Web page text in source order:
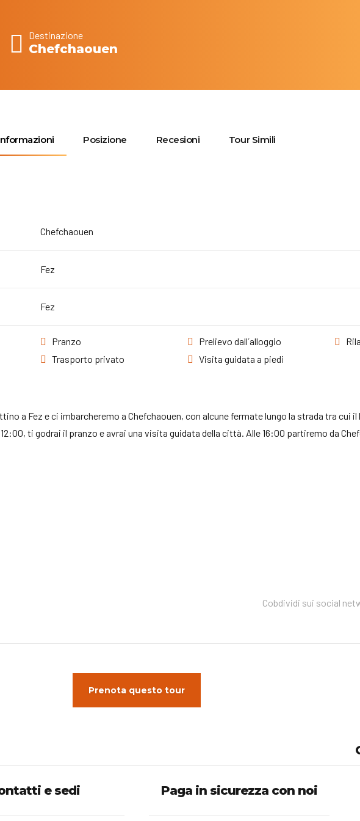
Destinazione
Chefchaouen
Posizione Recesioni Tour Simili
Chefchaouen
Fez
Fez
Pranzo Prelievo dall´alloggio
Trasporto privato
Visita guidata a piedi
a Fez e ci imbarcheremo a Chefchaouen, con alcune fermate lungo la strada tra cui il
ti godrai il pranzo e avrai una visita guidata della città. Alle 16:00 partiremo da
Cobdividi sui social
Prenota questo tour
e sedi Paga in sicurezza con noi